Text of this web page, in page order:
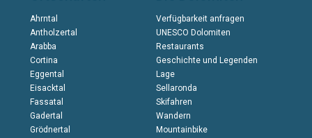
Ahrntal
Antholzertal
Arabba
Cortina
Eggental
Eisacktal
Fassatal
Gadertal
Grödnertal
Verfügbarkeit anfragen
UNESCO Dolomiten
Restaurants
Geschichte und Legenden
Lage
Sellaronda
Skifahren
Wandern
Mountainbike